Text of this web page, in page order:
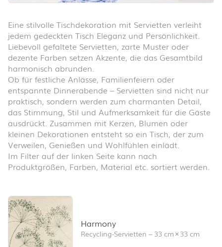
Eine stilvolle Tischdekoration mit Servietten verleiht
jedem gedeckten Tisch Eleganz und Persönlichkeit.
Liebevoll gefaltete Servietten, zarte Muster oder
dezente Farben setzen Akzente, die das Gesamtbild
harmonisch abrunden.
Ob für festliche Anlässe, Familienfeiern oder
entspannte Dinnerabende – Servietten sind nicht nur
praktisch, sondern werden zum charmanten Detail,
das Stimmung, Stil und Aufmerksamkeit für die Gäste
ausdrückt. Zusammen mit Kerzen, Blumen oder
kleinen Dekorationen entsteht so ein Tisch, der zum
Verweilen, Genießen und Wohlfühlen einlädt.
Im Filter auf der linken Seite kann nach
Produktgrößen, Farben, Material etc. sortiert werden.
Produktliste überspringen und zum Filter springen
Harmony
Recycling-Servietten –33 cm×33 cm